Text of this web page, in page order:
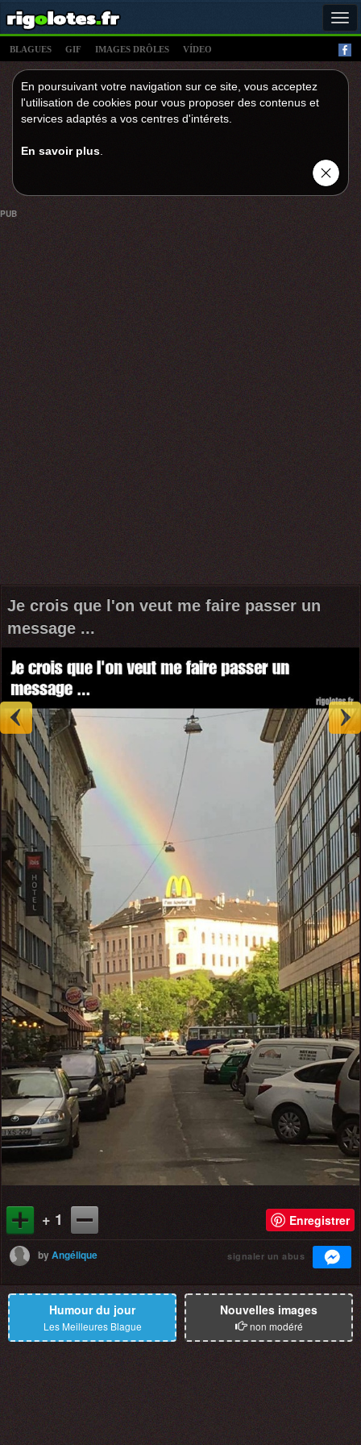
BLAGUES GIF IMAGES DRÔLES VÍDEO
En poursuivant votre navigation sur ce site, vous acceptez
l'utilisation de cookies pour vous proposer des contenus et
services adaptés a vos centres d'intérets.
En savoir plus
PUB
Je crois que l'on veut me faire passer un
message ...
+ 1 Enregistrer
byAngélique signaler un abus
Humour du jour
Les Meilleures Blague
Nouvelles images
non modéré